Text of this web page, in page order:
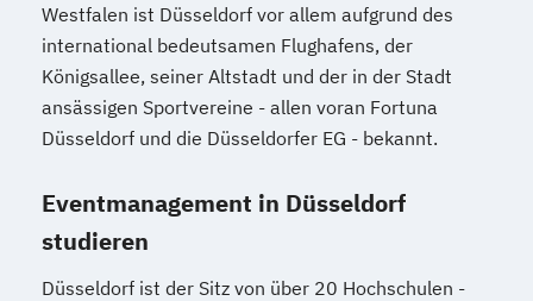
Westfalen ist Düsseldorf vor allem aufgrund des
international bedeutsamen Flughafens, der
Königsallee, seiner Altstadt und der in der Stadt
ansässigen Sportvereine - allen voran Fortuna
Düsseldorf und die Düsseldorfer EG - bekannt.
Eventmanagement in Düsseldorf
studieren
Düsseldorf ist der Sitz von über 20 Hochschulen -